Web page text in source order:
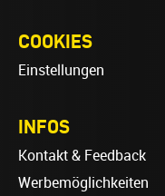
COOKIES
Einstellungen
INFOS
Kontakt & Feedback
Werbemöglichkeiten